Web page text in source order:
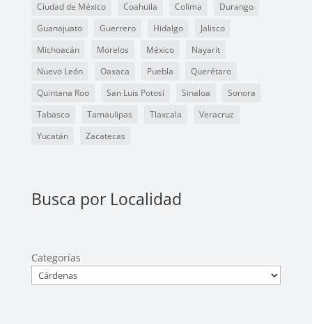
Ciudad de México
Coahuila Colima
Durango
Guanajuato
Guerrero Hidalgo
Jalisco
Michoacán
Morelos México
Nayarit
Nuevo León
Oaxaca Puebla
Querétaro
Quintana Roo
San Luis Potosí Sinaloa
Sonora
Tabasco
Tamaulipas Tlaxcala
Veracruz
Yucatán
Zacatecas
Busca por Localidad
Categorías